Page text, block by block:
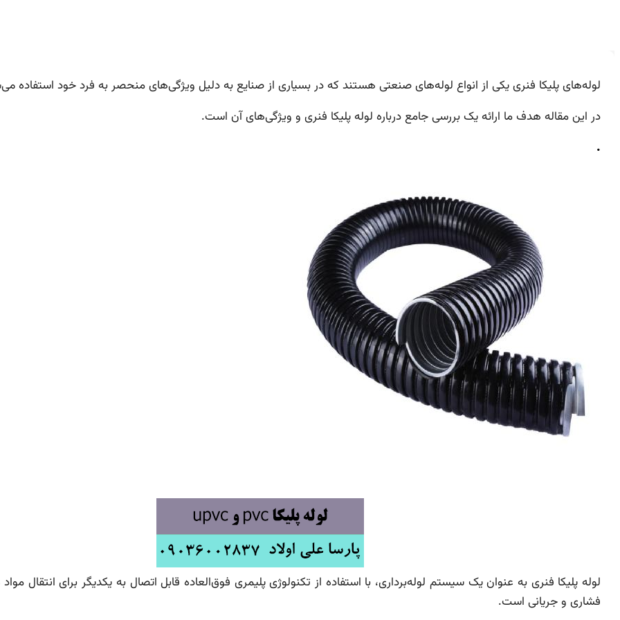
لوله‌های پلیکا فنری یکی از انواع لوله‌های صنعتی هستند که در بسیاری از صنایع به دلیل ویژگی‌های منحصر به فرد خود استفاده
در این مقاله هدف ما ارائه یک بررسی جامع درباره لوله پلیکا فنری و ویژگی‌های آن است.
.
لوله پلیکا فنری به عنوان یک سیستم لوله‌برداری، با استفاده از تکنولوژی پلیمری فوق‌العاده قابل اتصال به یکدیگر برای انتقال
فشاری و جریانی است.